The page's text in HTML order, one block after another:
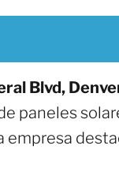
Blvd,
paneles
empresa